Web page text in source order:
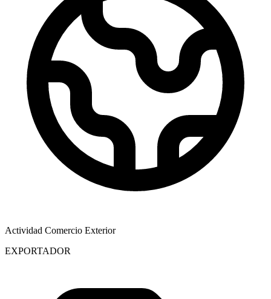
Actividad Comercio Exterior
EXPORTADOR